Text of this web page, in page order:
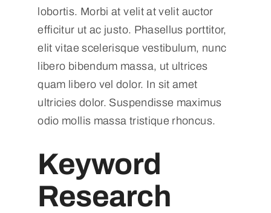
lobortis. Morbi at velit at velit auctor
efficitur ut ac justo. Phasellus porttitor,
elit vitae scelerisque vestibulum, nunc
libero bibendum massa, ut ultrices
quam libero vel dolor. In sit amet
ultricies dolor. Suspendisse maximus
odio mollis massa tristique rhoncus.
Keyword
Research